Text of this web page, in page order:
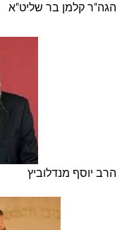
הגה"ר קלמן בר שליט"א
הרב יוסף מנדלוביץ